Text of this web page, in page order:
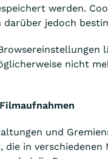
werden.
darüber jedoch
nicht
und
die in